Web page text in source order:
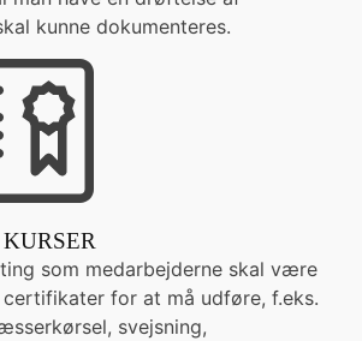
kunne dokumenteres.
som medarbejderne skal være
for at må udføre, f.eks.
svejsning,